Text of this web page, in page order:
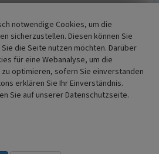
wurde, welcher zur
in seiner Richtung abknickte.
dass es sich bei dem Ölberg-
handelt, der darauf
überhaupt zu
im hinteren
Zeichen für ein tatsächliches
Richtungen des Stollens ist
insgesamt eine Länge von 57
eine 1,00-1,40 Meter
gesamter Sohle das
notwendige Cookies, um die
sicherzustellen. Diesen können Sie
die Seite nutzen möchten. Darüber
für eine Webanalyse, um die
optimieren, sofern Sie einverstanden
erklären Sie Ihr Einverständnis.
Sie auf unserer Datenschutzseite.